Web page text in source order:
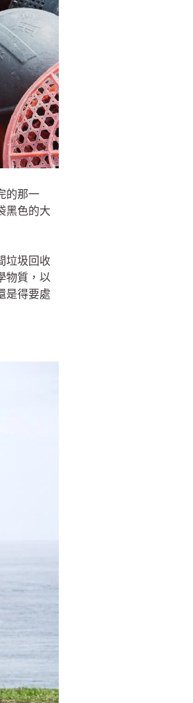
的那一
黑色的大
垃圾回收
物質，以
是得要處